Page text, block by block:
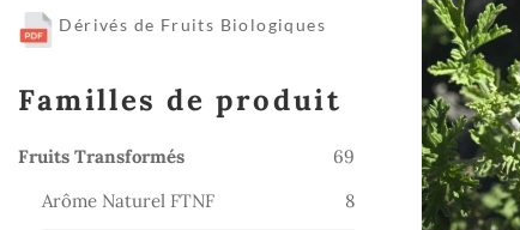
Dérivés de Fruits Biologiques
Familles de produit
Fruits Transformés 69
produits
Arôme Naturel FTNF 88